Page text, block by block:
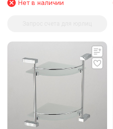
Нет в наличии